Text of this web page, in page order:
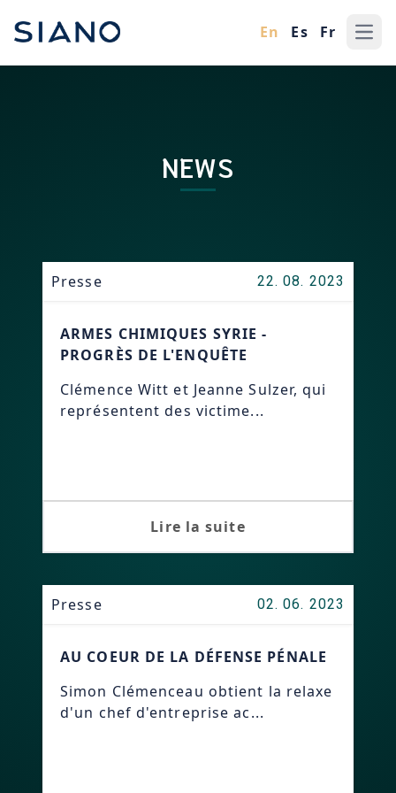
En Es Fr
NEWS
Presse 22. 08. 2023
ARMES CHIMIQUES SYRIE -
PROGRÈS DE L'ENQUÊTE
Clémence Witt et Jeanne Sulzer, qui
représentent des victime...
Lire la suite
Presse 02. 06. 2023
AU COEUR DE LA DÉFENSE PÉNALE
Simon Clémenceau obtient la relaxe
d'un chef d'entreprise ac...